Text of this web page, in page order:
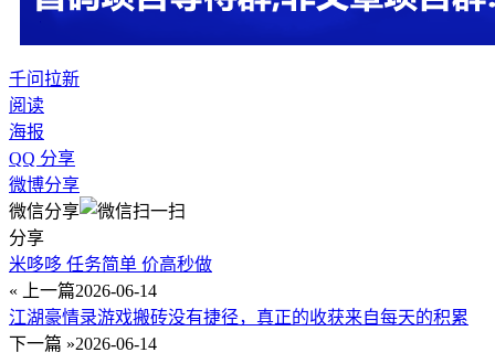
千问拉新
阅读
海报
QQ 分享
微博分享
微信分享
分享
米哆哆 任务简单 价高秒做
« 上一篇2026-06-14
江湖豪情录游戏搬砖没有捷径，真正的收获来自每天的积累
下一篇 »2026-06-14